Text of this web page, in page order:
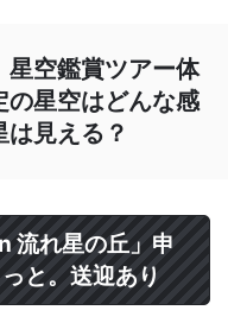
星空鑑賞ツアー体
の星空はどんな感
は見える？
流れ星の丘」申
と。送迎あり